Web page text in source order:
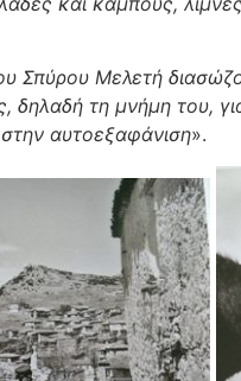
Σπύρου Μελετή
δηλαδή τη μνήμη του,
αυτοεξαφάνιση».